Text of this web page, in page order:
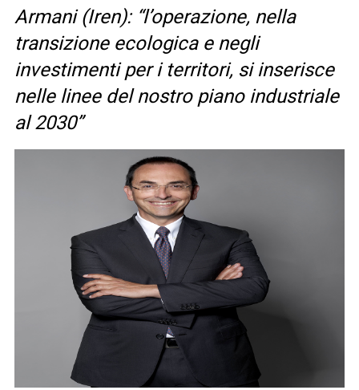
Armani (Iren): “l’operazione, nella
transizione ecologica e negli
investimenti per i territori, si inserisce
nelle linee del nostro piano industriale
al 2030”